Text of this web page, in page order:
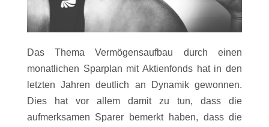
Das Thema Vermögensaufbau durch einen
monatlichen Sparplan mit Aktienfonds hat in den
letzten Jahren deutlich an Dynamik gewonnen.
Dies hat vor allem damit zu tun, dass die
aufmerksamen Sparer bemerkt haben, dass die